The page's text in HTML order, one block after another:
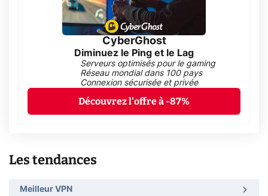
CyberGhost
Diminuez le Ping et le Lag
Serveurs optimisés pour le gaming
Réseau mondial dans 100 pays
Connexion sécurisée et privée
Découvrez l'offre à -87%
Les tendances
Meilleur VPN